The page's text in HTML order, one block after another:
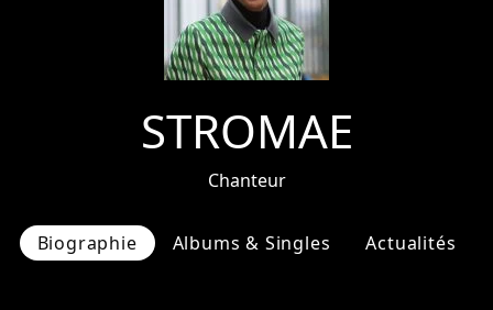
STROMAE
Chanteur
Biographie Albums & Singles Actualités